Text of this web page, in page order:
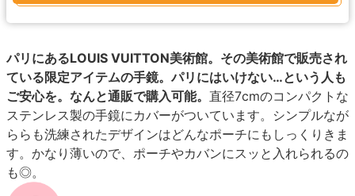
パリにあるLOUIS VUITTON美術館。その美術館で販売され
ている限定アイテムの手鏡。パリにはいけない…という人も
ご安心を。なんと通販で購入可能。 直径7cmのコンパクトな
ステンレス製の手鏡にカバーがついています。シンプルなが
ららも洗練されたデザインはどんなポーチにもしっくりきま
す。かなり薄いので、ポーチやカバンにスッと入れられるの
も◎。